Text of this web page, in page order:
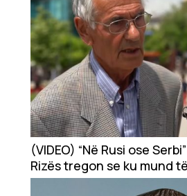
Pikëpamje
Art Jete
Kulturë
Showbiz
Ekonomi
(VIDEO) “Në Rusi ose
Rizës tregon se ku mund
Sekiraqa